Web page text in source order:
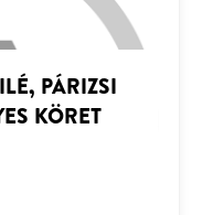
PÁRIZSI
KÖRET